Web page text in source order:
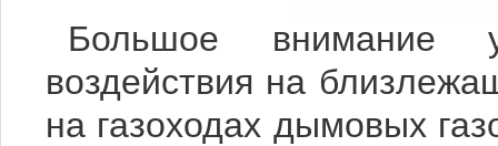
Большое внимание
воздействия на
на газоходах дымовых